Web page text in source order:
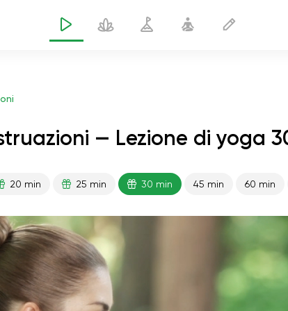
— Lezione di yoga
20 min 25 min 30 min 45 min 60 min